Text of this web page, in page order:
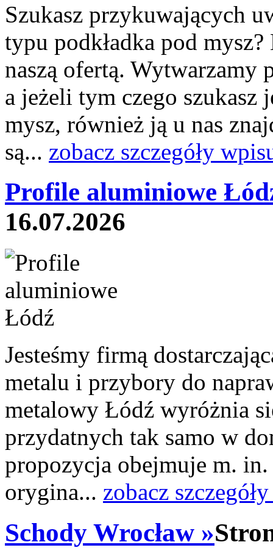
Szukasz przykuwających
typu podkładka pod
naszą ofertą. Wytwarzamy
a jeżeli tym czego szukasz
mysz, również ją u nas
są... zobacz szczegóły
Profile aluminiowe
16.07.2026
Jesteśmy firmą
metalu i przybory do
metalowy Łódź wyróżnia
przydatnych tak samo w
propozycja obejmuje m.
orygina... zobacz
Schody Wrocław »